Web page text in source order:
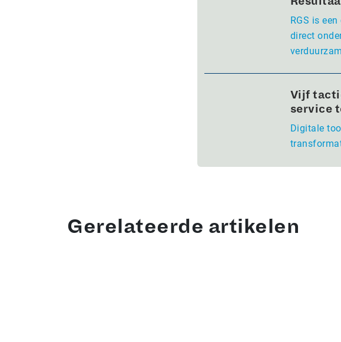
RGS is
direct
Vijf
service
Digitale
Gerelateerde artikelen